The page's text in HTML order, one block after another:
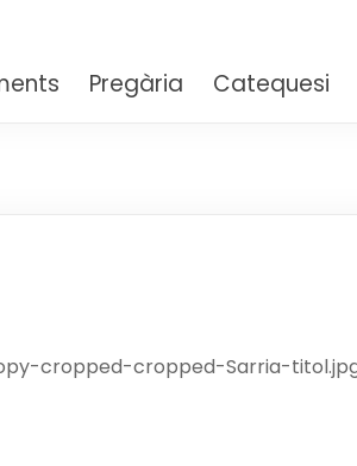
Pregària Catequesi
cropped-cropped-Sarria-